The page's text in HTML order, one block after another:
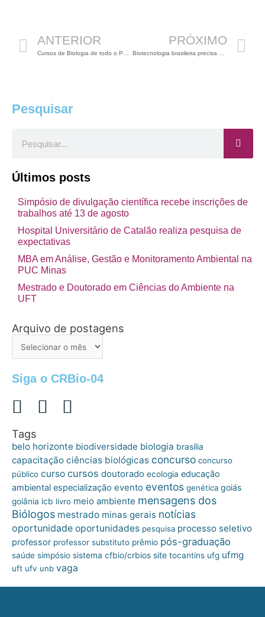
ANTERIOR
Cursos de Biologia de todo o País terão de se adaptar
PRÓXIMO
Biotecnologia brasileira precisa de dinheiro privado
Pesquisar
Últimos posts
Simpósio de divulgação científica recebe inscrições de
trabalhos até 13 de agosto
Hospital Universitário de Catalão realiza pesquisa de
expectativas
MBA em Análise, Gestão e Monitoramento Ambiental na
PUC Minas
Mestrado e Doutorado em Ciências do Ambiente na
UFT
Arquivo de postagens
Arquivo
Siga o CRBio-04
Tags
belo horizonte biodiversidade biologia brasília
capacitação ciências biológicas concurso concurso
público curso cursos doutorado ecologia educação
ambiental especialização evento eventos genética goiás
goiânia icb livro meio ambiente mensagens dos
Biólogos mestrado minas gerais notícias
oportunidade oportunidades pesquisa processo seletivo
professor professor substituto prêmio pós-graduação
saúde simpósio sistema cfbio/crbios site tocantins ufg ufmg
uft ufv unb vaga